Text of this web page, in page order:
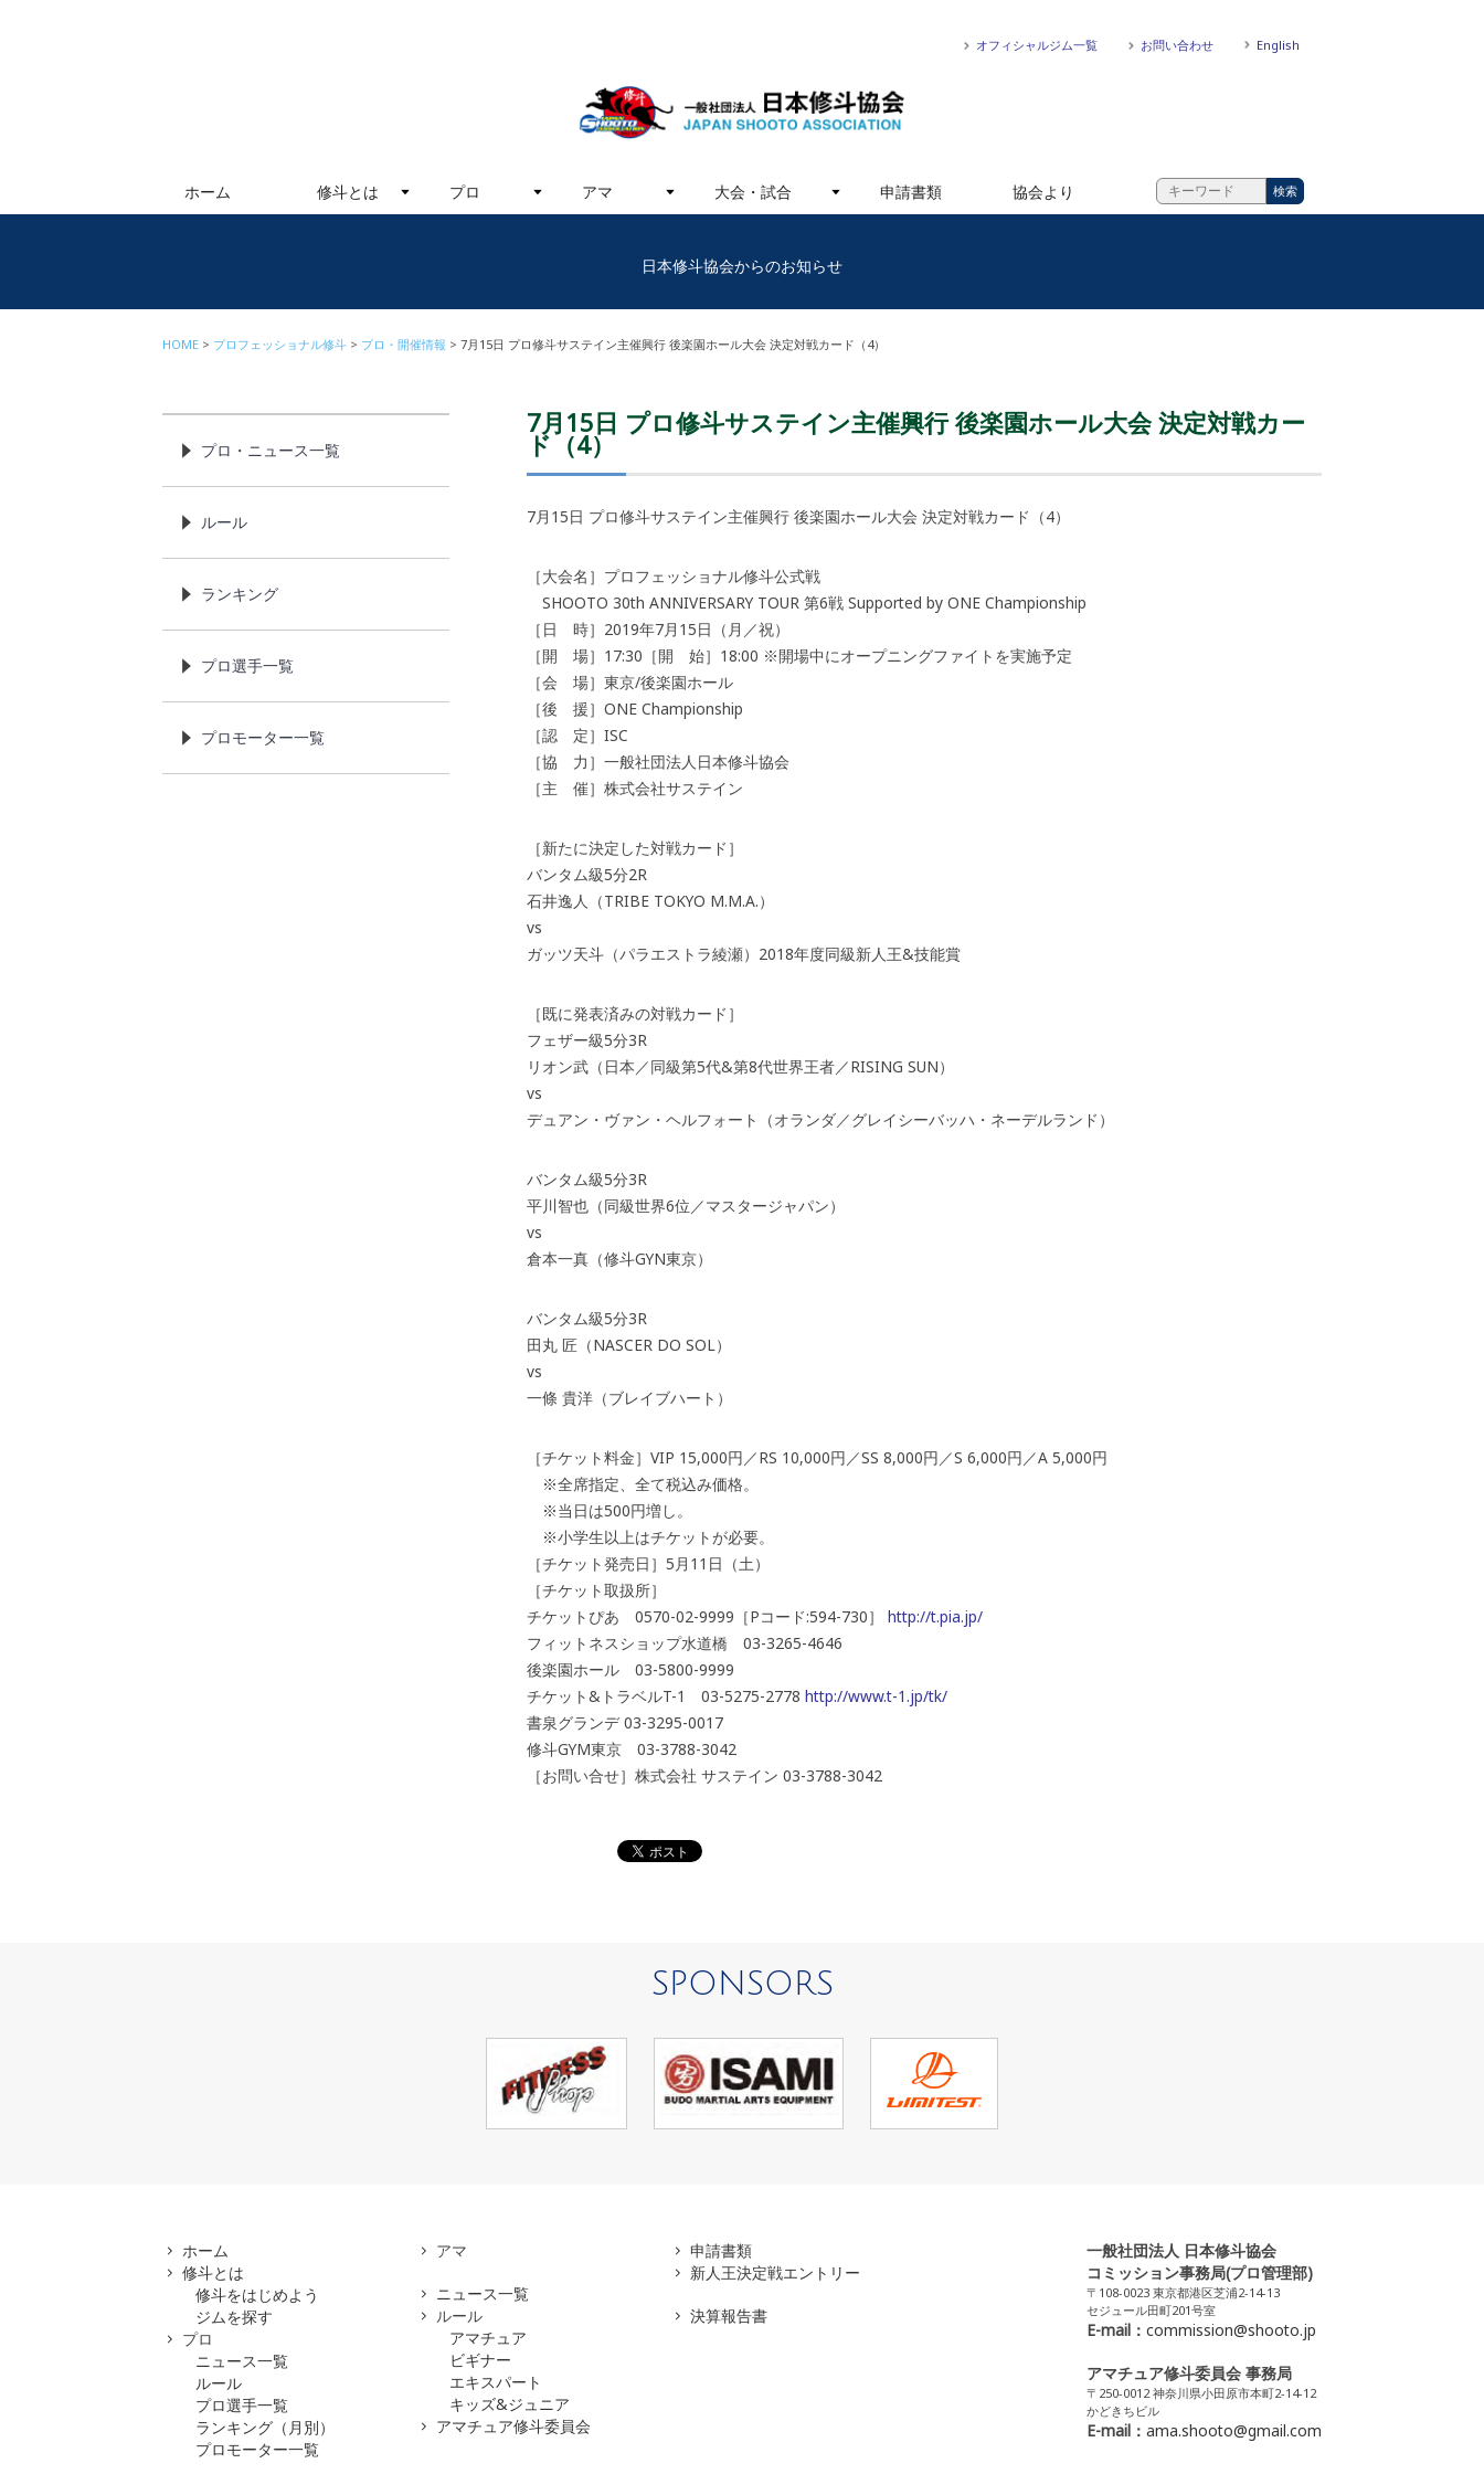
オフィシャルジム一覧 お問い合わせ English
ホーム 修斗とは プロ アマ 大会・試合 申請書類 協会より
日本修斗協会からのお知らせ
HOME プロフェッショナル修斗 プロ・開催情報 7月15日 プロ修斗サステイン主催興行 後楽園ホール大会 決定対戦カード（4）
7月15日 プロ修斗サステイン主催興行 後楽園ホール大会 決定対戦カー
ド（4）
7月15日 プロ修斗サステイン主催興行 後楽園ホール大会 決定対戦カード（4）
［大会名］プロフェッショナル修斗公式戦
SHOOTO 30th ANNIVERSARY TOUR 第6戦 Supported by ONE Championship
［日 時］2019年7月15日（月／祝）
［開 場］17:30［開 始］18:00 ※開場中にオープニングファイトを実施予定
［会 場］東京/後楽園ホール
［後 援］ONE Championship
［認 定］ISC
［協 力］一般社団法人日本修斗協会
［主 催］株式会社サステイン
［新たに決定した対戦カード］
バンタム級5分2R
石井逸人（TRIBE TOKYO M.M.A.）
vs
ガッツ天斗（パラエストラ綾瀬）2018年度同級新人王&技能賞
［既に発表済みの対戦カード］
フェザー級5分3R
リオン武（日本／同級第5代&第8代世界王者／RISING SUN）
vs
デュアン・ヴァン・ヘルフォート（オランダ／グレイシーバッハ・ネーデルランド）
バンタム級5分3R
平川智也（同級世界6位／マスタージャパン）
vs
倉本一真（修斗GYN東京）
バンタム級5分3R
田丸 匠（NASCER DO SOL）
vs
一條 貴洋（ブレイブハート）
［チケット料金］VIP 15,000円／RS 10,000円／SS 8,000円／S 6,000円／A 5,000円
※全席指定、全て税込み価格。
※当日は500円増し。
※小学生以上はチケットが必要。
［チケット発売日］5月11日（土）
［チケット取扱所］
チケットぴあ 0570-02-9999［Pコード:594-730］ http://t.pia.jp/
フィットネスショップ水道橋 03-3265-4646
後楽園ホール 03-5800-9999
チケット&トラベルT-1 03-5275-2778 http://www.t-1.jp/tk/
書泉グランデ 03-3295-0017
修斗GYM東京 03-3788-3042
［お問い合せ］株式会社 サステイン 03-3788-3042
プロ・ニュース一覧
ルール
ランキング
プロ選手一覧
プロモーター一覧
SPONSORS
ホーム
修斗とは
修斗をはじめよう
ジムを探す
プロ
ニュース一覧
ルール
プロ選手一覧
ランキング（月別）
プロモーター一覧
アマ
ニュース一覧
ルール
アマチュア
ビギナー
エキスパート
キッズ&ジュニア
アマチュア修斗委員会
申請書類
新人王決定戦エントリー
決算報告書
一般社団法人 日本修斗協会
コミッション事務局(プロ管理部)
〒108-0023 東京都港区芝浦2-14-13
セジュール田町201号室
E-mail： commission@shooto.jp
アマチュア修斗委員会 事務局
〒250-0012 神奈川県小田原市本町2-14-12
かどきちビル
E-mail： ama.shooto@gmail.com